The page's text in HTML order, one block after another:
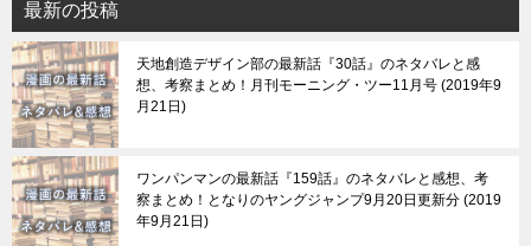
最新の投稿
天地創造デザイン部の最新話『30話』のネタバレと感
想、考察まとめ！月刊モーニング・ツー11月号 2019年9
月21日
ワンパンマンの最新話『159話』のネタバレと感想、考
察まとめ！となりのヤングジャンプ9月20日更新分 2019
年9月21日